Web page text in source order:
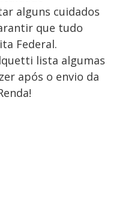
alguns cuidados
que tudo
Federal.
lista algumas
após o envio da